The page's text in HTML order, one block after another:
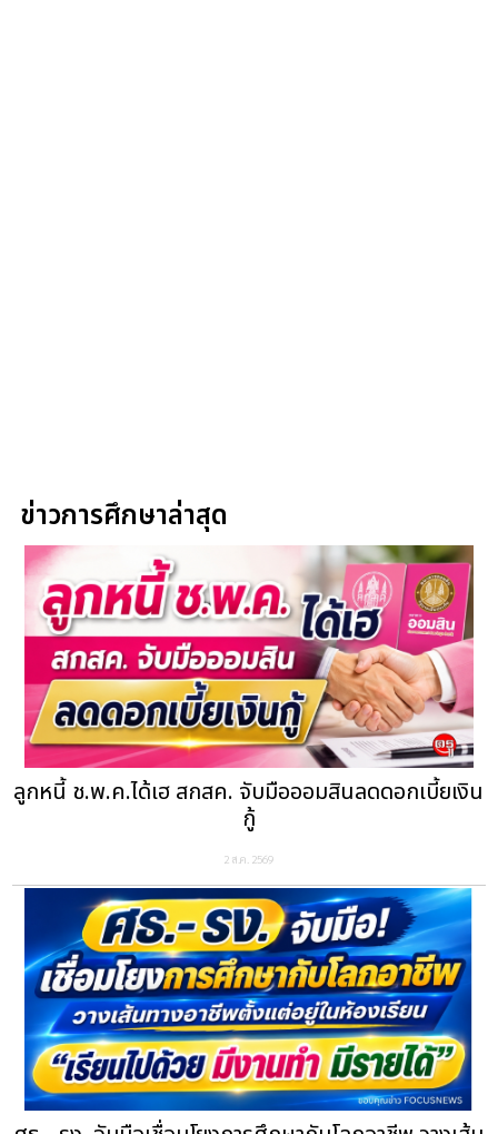
ข่าวการศึกษาล่าสุด
ลูกหนี้ ช.พ.ค.ได้เฮ สกสค. จับมือออมสินลดดอกเบี้ยเงิน
กู้
2 ส.ค. 2569